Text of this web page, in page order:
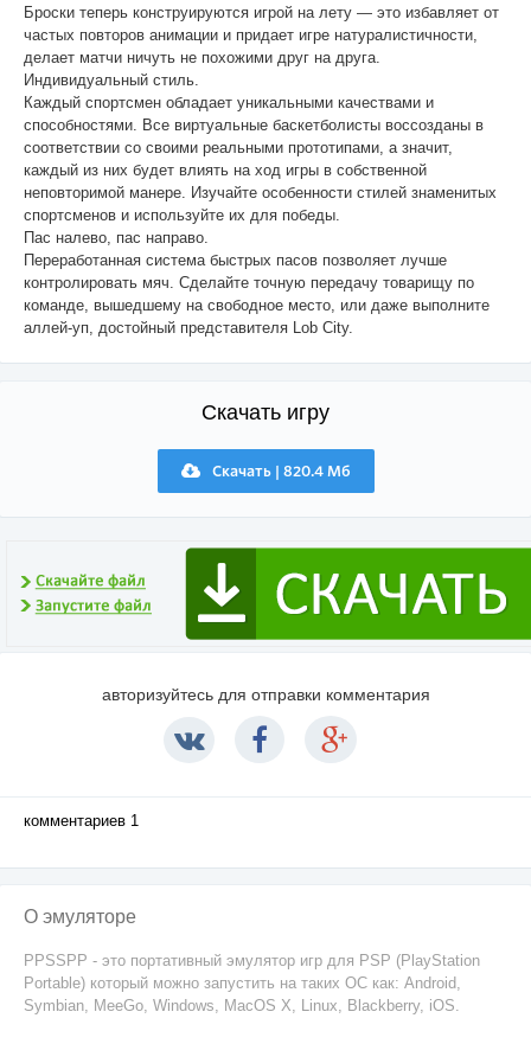
Броски теперь конструируются игрой на лету — это избавляет от
частых повторов анимации и придает игре натуралистичности,
делает матчи ничуть не похожими друг на друга.
Индивидуальный стиль.
Каждый спортсмен обладает уникальными качествами и
способностями. Все виртуальные баскетболисты воссозданы в
соответствии со своими реальными прототипами, а значит,
каждый из них будет влиять на ход игры в собственной
неповторимой манере. Изучайте особенности стилей знаменитых
спортсменов и используйте их для победы.
Пас налево, пас направо.
Переработанная система быстрых пасов позволяет лучше
контролировать мяч. Сделайте точную передачу товарищу по
команде, вышедшему на свободное место, или даже выполните
аллей-уп, достойный представителя Lob City.
Скачать игру
Скачать | 820.4 Мб
авторизуйтесь для отправки комментария
комментариев 1
О эмуляторе
PPSSPP - это портативный эмулятор игр для PSP (PlayStation
Portable) который можно запустить на таких ОС как: Android,
Symbian, MeeGo, Windows, MacOS X, Linux, Blackberry, iOS.